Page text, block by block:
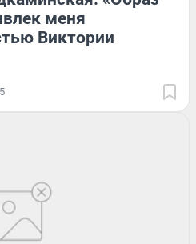
меня
Виктории